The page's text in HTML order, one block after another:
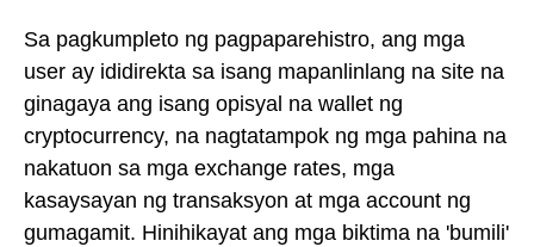
Sa pagkumpleto ng pagpaparehistro, ang mga
user ay ididirekta sa isang mapanlinlang na site na
ginagaya ang isang opisyal na wallet ng
cryptocurrency, na nagtatampok ng mga pahina na
nakatuon sa mga exchange rates, mga
kasaysayan ng transaksyon at mga account ng
gumagamit. Hinihikayat ang mga biktima na 'bumili'